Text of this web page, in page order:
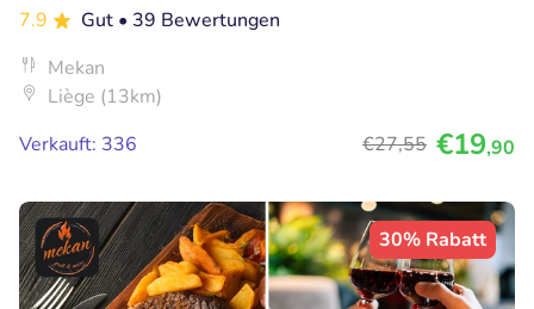
7.9
Gut • 39 Bewertungen
Mekan
Liège (13km)
Verkauft: 336
€27,55 €19,90
30% Rabatt